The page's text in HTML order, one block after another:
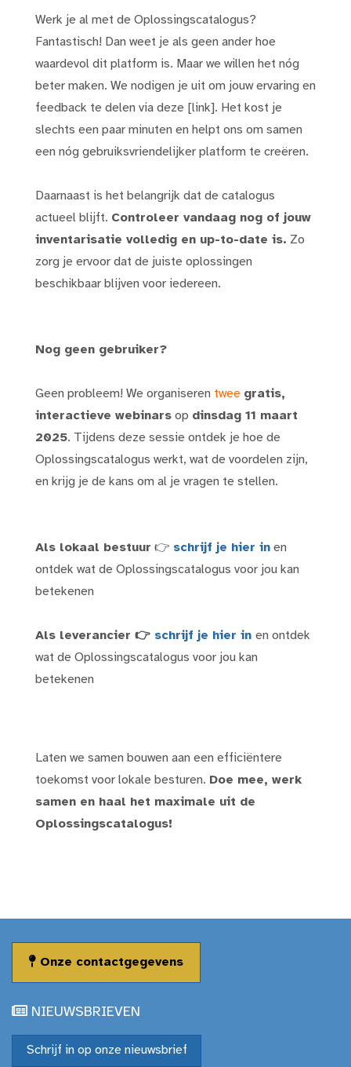
Werk je al met de Oplossingscatalogus?
Fantastisch! Dan weet je als geen ander hoe
waardevol dit platform is. Maar we willen het nóg
beter maken. We nodigen je uit om jouw ervaring en
feedback te delen via deze [link]. Het kost je
slechts een paar minuten en helpt ons om samen
een nóg gebruiksvriendelijker platform te creëren.
Daarnaast is het belangrijk dat de catalogus
actueel blijft. Controleer vandaag nog of jouw
inventarisatie volledig en up-to-date is. Zo
zorg je ervoor dat de juiste oplossingen
beschikbaar blijven voor iedereen.
Nog geen gebruiker?
Geen probleem! We organiseren twee gratis,
interactieve webinars op dinsdag 11 maart
2025. Tijdens deze sessie ontdek je hoe de
Oplossingscatalogus werkt, wat de voordelen zijn,
en krijg je de kans om al je vragen te stellen.
Als lokaal bestuur 👉 schrijf je hier in en
ontdek wat de Oplossingscatalogus voor jou kan
betekenen
Als leverancier 👉 schrijf je hier in en ontdek
wat de Oplossingscatalogus voor jou kan
betekenen
Laten we samen bouwen aan een efficiëntere
toekomst voor lokale besturen. Doe mee, werk
samen en haal het maximale uit de
Oplossingscatalogus!
Onze contactgegevens
NIEUWSBRIEVEN
Schrijf in op onze nieuwsbrief